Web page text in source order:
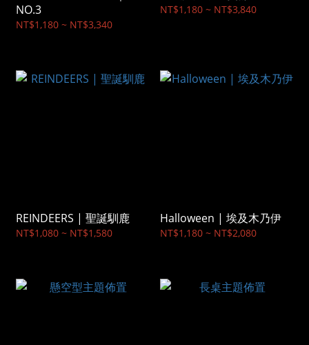
NO.3
NT$1,180 ~ NT$3,340
NT$1,180 ~ NT$3,840
REINDEERS | 聖誕馴鹿
NT$1,080 ~ NT$1,580
Halloween | 埃及木乃伊
NT$1,180 ~ NT$2,080